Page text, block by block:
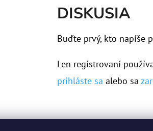
DISKUSIA
Buďte prvý, kto napíše
Len registrovaní
prihláste sa alebo sa